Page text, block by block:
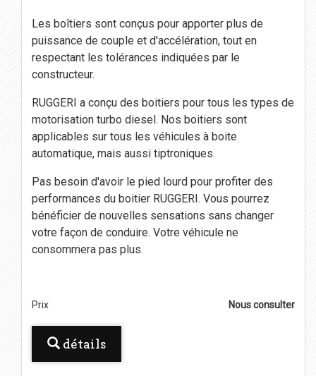
Les boîtiers sont conçus pour apporter plus de
puissance de couple et d'accélération, tout en
respectant les tolérances indiquées par le
constructeur.
RUGGERI a conçu des boitiers pour tous les types de
motorisation turbo diesel. Nos boitiers sont
applicables sur tous les véhicules à boite
automatique, mais aussi tiptroniques.
Pas besoin d'avoir le pied lourd pour profiter des
performances du boitier RUGGERI. Vous pourrez
bénéficier de nouvelles sensations sans changer
votre façon de conduire. Votre véhicule ne
consommera pas plus.
Prix Nous consulter
détails